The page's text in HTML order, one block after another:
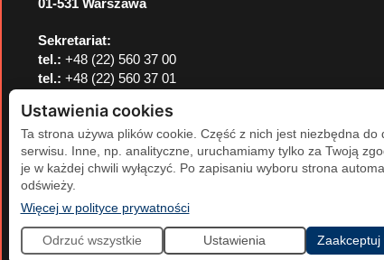
01-531 Warszawa
Sekretariat:
tel.: +48 (22) 560 37 00
tel.: +48 (22) 560 37 01
Ustawienia cookies
Ta strona używa plików cookie. Część z nich jest niezbędna do
serwisu. Inne, np. analityczne, uruchamiamy tylko za Twoją
je w każdej chwili wyłączyć. Po zapisaniu wyboru strona
odświeży.
Więcej w polityce prywatności(otwiera się w nowej karcie)
Odrzuć wszystkie Ustawienia Zaakceptuj